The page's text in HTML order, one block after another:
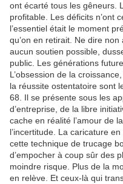
ont écarté tous les gêneurs.
profitable. Les déficits n’ont
l’essentiel était le moment
qu’on en retirait. Ne dire
aucun soutien possible,
public. Les générations
L’obsession de la
la réussite ostentatoire sont
68. Il se présente sous les
d’entreprise, de la libre
cache en réalité l’amour de
l’incertitude. La caricature
cette technique de trucage
d’empocher à coup sûr des
moindre risque. Plus de la
en relève. Et ceux-là qui